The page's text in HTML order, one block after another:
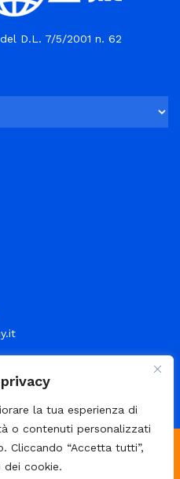
la tua esperienza di
o contenuti personalizzati
Cliccando “Accetta tutti”,
cookie.
D.L. 7/5/2001 n. 62